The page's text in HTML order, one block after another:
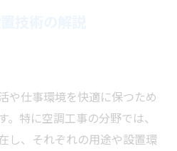
や仕事環境を快適に保つため
特に空調工事の分野では、
し、それぞれの用途や設置環